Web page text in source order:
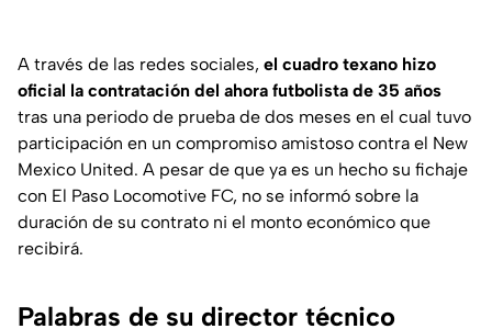
A través de las redes sociales, el cuadro texano hizo
oficial la contratación del ahora futbolista de 35 años
tras una periodo de prueba de dos meses en el cual tuvo
participación en un compromiso amistoso contra el New
Mexico United. A pesar de que ya es un hecho su fichaje
con El Paso Locomotive FC, no se informó sobre la
duración de su contrato ni el monto económico que
recibirá.
Palabras de su director técnico